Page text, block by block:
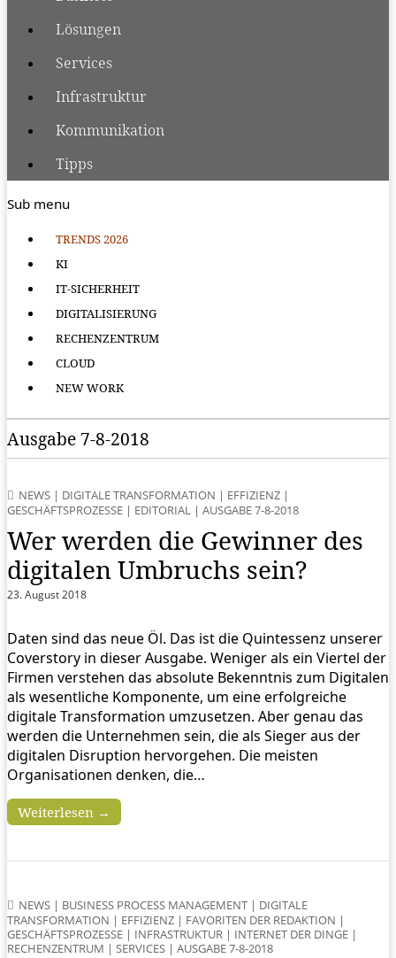
Lösungen
Services
Infrastruktur
Kommunikation
Tipps
Sub menu
TRENDS 2026
KI
IT-SICHERHEIT
DIGITALISIERUNG
RECHENZENTRUM
CLOUD
NEW WORK
Ausgabe 7-8-2018
NEWS | DIGITALE TRANSFORMATION | EFFIZIENZ |
GESCHÄFTSPROZESSE | EDITORIAL | AUSGABE 7-8-2018
Wer werden die Gewinner des
digitalen Umbruchs sein?
23. August 2018
Daten sind das neue Öl. Das ist die Quintessenz unserer
Coverstory in dieser Ausgabe. Weniger als ein Viertel der
Firmen verstehen das absolute Bekenntnis zum Digitalen
als wesentliche Komponente, um eine erfolgreiche
digitale Transformation umzusetzen. Aber genau das
werden die Unternehmen sein, die als Sieger aus der
digitalen Disruption hervorgehen. Die meisten
Organisationen denken, die…
Weiterlesen →
NEWS | BUSINESS PROCESS MANAGEMENT | DIGITALE
TRANSFORMATION | EFFIZIENZ | FAVORITEN DER REDAKTION |
GESCHÄFTSPROZESSE | INFRASTRUKTUR | INTERNET DER DINGE |
RECHENZENTRUM | SERVICES | AUSGABE 7-8-2018